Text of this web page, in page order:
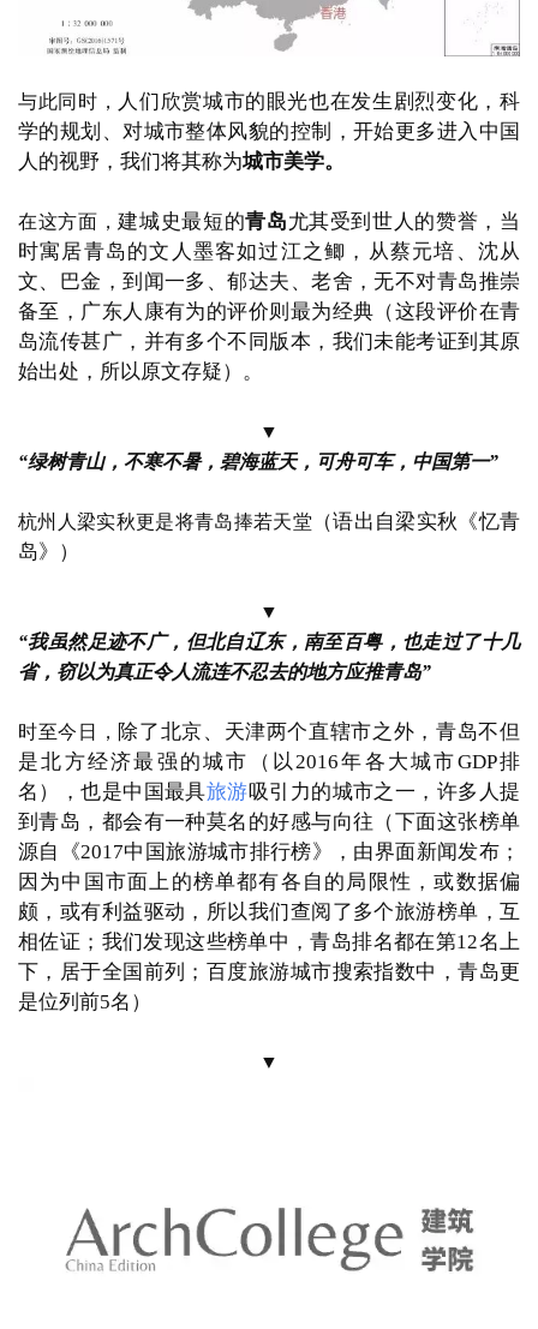
与此同时， 人们欣赏城市的眼光也在发生剧烈变化，科
学的规划、对城市整体风貌的控制， 开始更多进入中国
人的视野， 我们将其称为城市美学。
在这方面，建城史最短的青岛尤其受到世人的赞誉， 当
时寓居青岛的文人墨客如过江之鲫， 从蔡元培、沈从
文、巴金，到闻一多、郁达夫、老舍，无不对青岛推崇
备至， 广东人康有为的评价则最为经典 （这段评价在青
岛流传甚广，并有多个不同版本，我们未能考证到其原
始出处，所以原文存疑）。
▼
“绿树青山，不寒不暑，碧海蓝天，可舟可车，中国第一”
杭州人梁实秋更是将青岛捧若天堂
（语出自梁实秋《忆青
岛》）
▼
“我虽然足迹不广，但北自辽东，南至百粤，也走过了十几
省，窃以为真正令人流连不忍去的地方应推青岛”
时至今日， 除了北京、天津两个直辖市之外，青岛不但
是北方经济最强的城市
（以 2016年各大城市GDP排
名），也是中国最具旅游吸引力的城市之一， 许多人提
到青岛， 都会有一种莫名的好感与向往 （下面这张榜单
源自《2017中国旅游城市排行榜》，由界面新闻发布；
因为中国市面上的榜单都有各自的局限性，或数据偏
颇，或有利益驱动，所以我们查阅了多个旅游榜单，互
相佐证；我们发现这些榜单中，青岛排名都在第12名上
下，居于全国前列；百度旅游城市搜索指数中，青岛更
是位列前5名）
▼